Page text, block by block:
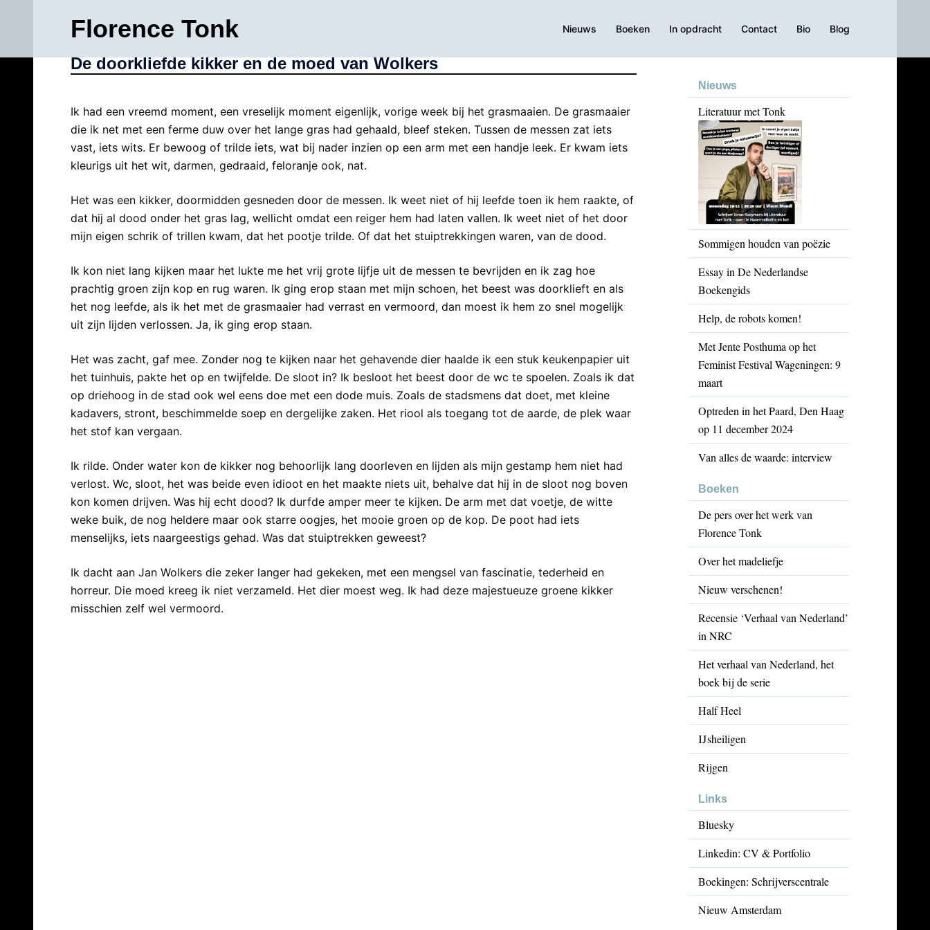
Florence Tonk Nieuws Boeken In opdracht Contact Bio Blog
De doorkliefde kikker en de moed van Wolkers
Ik had een vreemd moment, een vreselijk moment eigenlijk, vorige week bij het grasmaaien. De grasmaaier
die ik net met een ferme duw over het lange gras had gehaald, bleef steken. Tussen de messen zat iets
vast, iets wits. Er bewoog of trilde iets, wat bij nader inzien op een arm met een handje leek. Er kwam iets
kleurigs uit het wit, darmen, gedraaid, feloranje ook, nat.
Het was een kikker, doormidden gesneden door de messen. Ik weet niet of hij leefde toen ik hem raakte, of
dat hij al dood onder het gras lag, wellicht omdat een reiger hem had laten vallen. Ik weet niet of het door
mijn eigen schrik of trillen kwam, dat het pootje trilde. Of dat het stuiptrekkingen waren, van de dood.
Ik kon niet lang kijken maar het lukte me het vrij grote lijfje uit de messen te bevrijden en ik zag hoe
prachtig groen zijn kop en rug waren. Ik ging erop staan met mijn schoen, het beest was doorklieft en als
het nog leefde, als ik het met de grasmaaier had verrast en vermoord, dan moest ik hem zo snel mogelijk
uit zijn lijden verlossen. Ja, ik ging erop staan.
Het was zacht, gaf mee. Zonder nog te kijken naar het gehavende dier haalde ik een stuk keukenpapier uit
het tuinhuis, pakte het op en twijfelde. De sloot in? Ik besloot het beest door de wc te spoelen. Zoals ik dat
op driehoog in de stad ook wel eens doe met een dode muis. Zoals de stadsmens dat doet, met kleine
kadavers, stront, beschimmelde soep en dergelijke zaken. Het riool als toegang tot de aarde, de plek waar
het stof kan vergaan.
Ik rilde. Onder water kon de kikker nog behoorlijk lang doorleven en lijden als mijn gestamp hem niet had
verlost. Wc, sloot, het was beide even idioot en het maakte niets uit, behalve dat hij in de sloot nog boven
kon komen drijven. Was hij echt dood? Ik durfde amper meer te kijken. De arm met dat voetje, de witte
weke buik, de nog heldere maar ook starre oogjes, het mooie groen op de kop. De poot had iets
menselijks, iets naargeestigs gehad. Was dat stuiptrekken geweest?
Ik dacht aan Jan Wolkers die zeker langer had gekeken, met een mengsel van fascinatie, tederheid en
horreur. Die moed kreeg ik niet verzameld. Het dier moest weg. Ik had deze majestueuze groene kikker
misschien zelf wel vermoord.
Nieuws
Literatuur met Tonk
Sommigen houden van poëzie
Essay in De Nederlandse
Boekengids
Help, de robots komen!
Met Jente Posthuma op het
Feminist Festival Wageningen: 9
maart
Optreden in het Paard, Den Haag
op 11 december 2024
Van alles de waarde: interview
Boeken
De pers over het werk van
Florence Tonk
Over het madeliefje
Nieuw verschenen!
Recensie ‘Verhaal van Nederland’
in NRC
Het verhaal van Nederland, het
boek bij de serie
Half Heel
IJsheiligen
Rijgen
Links
Bluesky
Linkedin: CV & Portfolio
Boekingen: Schrijverscentrale
Nieuw Amsterdam